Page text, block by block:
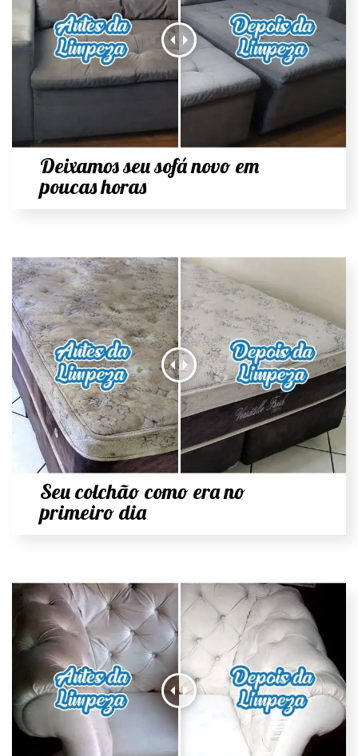
Deixamos seu sofá novo em
poucas horas
Seu colchão como era no
primeiro dia